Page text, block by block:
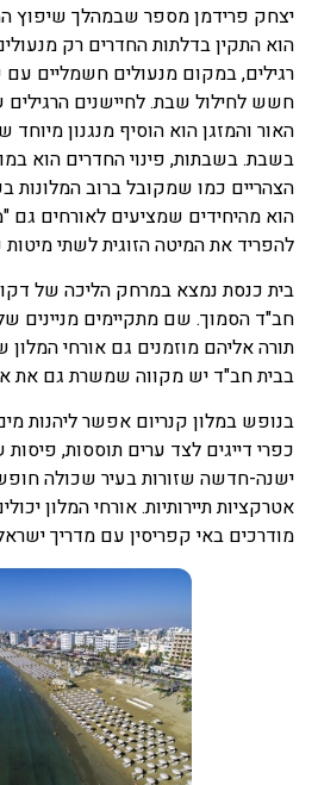
יצחק פרידמן מספר שבמהלך שיפוץ
הוא התקין בדלתות החדרים רק
רגילים, במקום מנעולים חשמליים
חשש לחילול שבת. לחיישנים
האור והמזגן הוא הוסיף מנגנון
בשבת. בשבתות, פינוי החדרים הוא
הצהריים כמו שמקובל ברוב המלונות
הוא מהיחידים שמציעים לאורחים גם
להפריד את המיטה הזוגית לשתי מיטות
בית כנסת נמצא במרחק הליכה של
חב"ד הסמוך. שם מתקיימים מניינים
תורה אליהם מוזמנים גם אורחי
בבית חב"ד יש מקווה שמשרת גם את
בנופש במלון קנריום אפשר ליהנות
כפרי דייגים לצד ערים תוססות, פיסות
ישנה-חדשה שזורות בעיר שכולה
אטרקציות תיירותיות. אורחי המלון
מודרכים באי קפריסין עם מדריך